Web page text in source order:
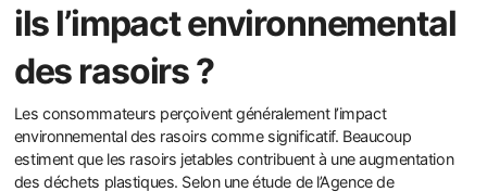
ils l’impact environnemental
des rasoirs ?
Les consommateurs perçoivent généralement l’impact
environnemental des rasoirs comme significatif. Beaucoup
estiment que les rasoirs jetables contribuent à une augmentation
des déchets plastiques. Selon une étude de l’Agence de